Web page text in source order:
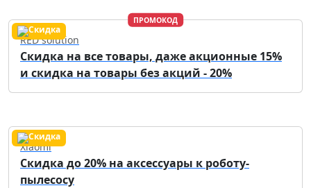
ПРОМОКОД
RED solution
Скидка на все товары, даже акционные 15%
и скидка на товары без акций - 20%
Xiaomi
Скидка до 20% на аксессуары к роботу-
пылесосу